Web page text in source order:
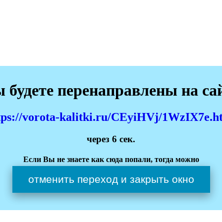
перенаправлены на
vorota-kalitki.ru/CEyiHVj/
через 6 сек.
Если Вы не знаете как сюда попали, тогда можно
отменить переход и закрыть окно